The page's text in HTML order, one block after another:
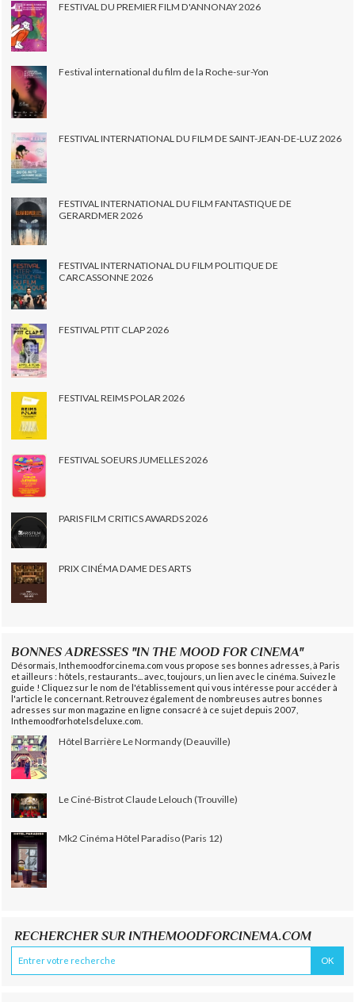
FESTIVAL DU PREMIER FILM D'ANNONAY 2026
Festival international du film de la Roche-sur-Yon
FESTIVAL INTERNATIONAL DU FILM DE SAINT-JEAN-DE-LUZ 2026
FESTIVAL INTERNATIONAL DU FILM FANTASTIQUE DE
GERARDMER 2026
FESTIVAL INTERNATIONAL DU FILM POLITIQUE DE
CARCASSONNE 2026
FESTIVAL PTIT CLAP 2026
FESTIVAL REIMS POLAR 2026
FESTIVAL SOEURS JUMELLES 2026
PARIS FILM CRITICS AWARDS 2026
PRIX CINÉMA DAME DES ARTS
BONNES ADRESSES "IN THE MOOD FOR CINEMA"
Désormais, Inthemoodforcinema.com vous propose ses bonnes adresses, à Paris
et ailleurs : hôtels, restaurants... avec, toujours, un lien avec le cinéma. Suivez le
guide ! Cliquez sur le nom de l'établissement qui vous intéresse pour accéder à
l'article le concernant. Retrouvez également de nombreuses autres bonnes
adresses sur mon magazine en ligne consacré à ce sujet depuis 2007,
Inthemoodforhotelsdeluxe.com.
Hôtel Barrière Le Normandy (Deauville)
Le Ciné-Bistrot Claude Lelouch (Trouville)
Mk2 Cinéma Hôtel Paradiso (Paris 12)
RECHERCHER SUR INTHEMOODFORCINEMA.COM